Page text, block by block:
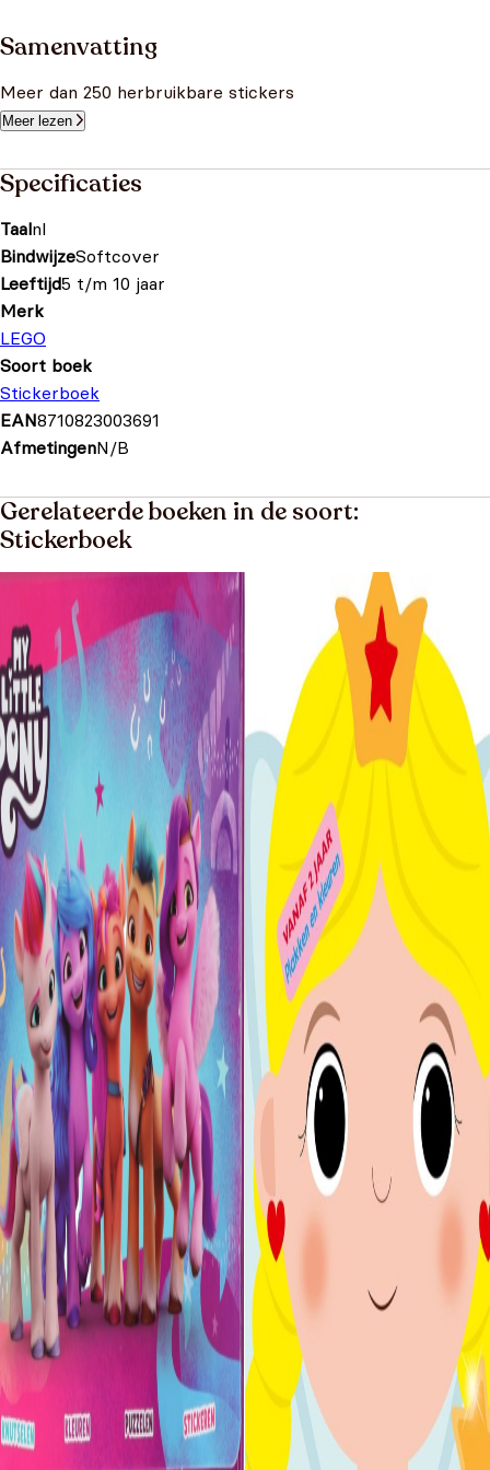
Samenvatting
Meer dan 250 herbruikbare stickers
Meer lezen
Specificaties
Taalnl
BindwijzeSoftcover
Leeftijd5 t/m 10 jaar
Merk
LEGO
Soort boek
Stickerboek
EAN8710823003691
AfmetingenN/B
Gerelateerde boeken in de soort:
Stickerboek